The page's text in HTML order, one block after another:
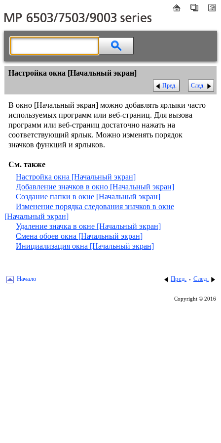
Настройка окна [Начальный экран]
Пред. След.
В окно [Начальный экран] можно добавлять ярлыки часто
используемых программ или веб-страниц. Для вызова
программ или веб-страниц достаточно нажать на
соответствующий ярлык. Можно изменять порядок
значков функций и ярлыков.
См. также
Настройка окна [Начальный экран]
Добавление значков в окно [Начальный экран]
Создание папки в окне [Начальный экран]
Изменение порядка следования значков в окне
[Начальный экран]
Удаление значка в окне [Начальный экран]
Смена обоев окна [Начальный экран]
Инициализация окна [Начальный экран]
Начало Пред. След.
Copyright © 2016